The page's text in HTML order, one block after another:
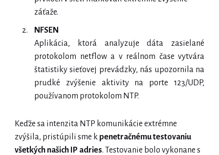
záťaže.
NFSEN
Aplikácia, ktorá analyzuje dáta zasielané
protokolom netflow a v reálnom čase vytvára
štatistiky sieťovej prevádzky, nás upozornila na
prudké zvýšenie aktivity na porte 123/UDP,
používanom protokolom NTP.
Keďže sa intenzita NTP komunikácie extrémne
zvýšila, pristúpili sme k penetračnému testovaniu
všetkých našich IP adries. Testovanie bolo vykonane s